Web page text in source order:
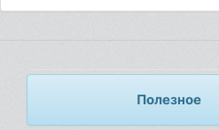
Полезное